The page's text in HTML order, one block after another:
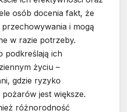
osób docenia fakt, że
przechowywania i mogą
w razie potrzeby.
podkreślają ich
życiu –
gdzie ryzyko
pożarów jest większe.
różnorodność